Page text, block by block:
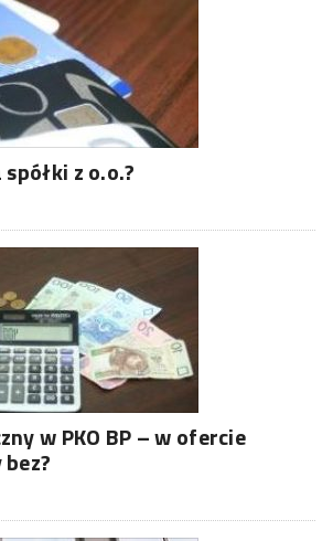
z o.o.?
w PKO BP – w ofercie